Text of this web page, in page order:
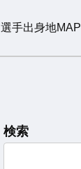
選手出身地MAP
検索